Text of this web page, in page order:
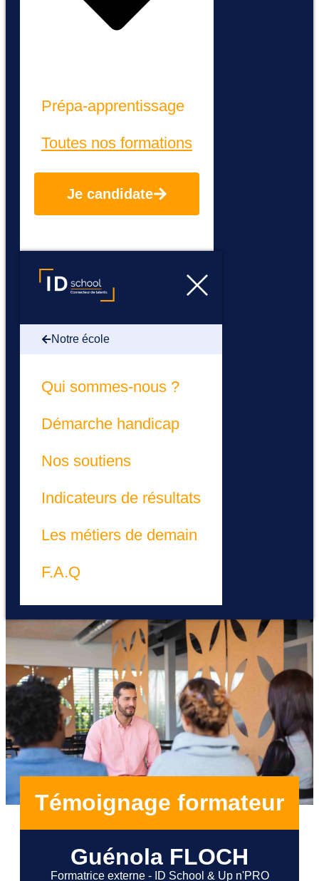
Prépa-apprentissage
Toutes nos formations
Je candidate
Notre école
Qui sommes-nous ?
Démarche handicap
Nos soutiens
Indicateurs de résultats
Les métiers de demain
F.A.Q
Témoignage formateur
Guénola FLOCH
Formatrice externe - ID School & Up n'PRO